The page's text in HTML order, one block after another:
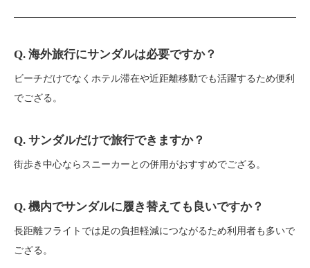
Q. 海外旅行にサンダルは必要ですか？
ビーチだけでなくホテル滞在や近距離移動でも活躍するため便利
でござる。
Q. サンダルだけで旅行できますか？
街歩き中心ならスニーカーとの併用がおすすめでござる。
Q. 機内でサンダルに履き替えても良いですか？
長距離フライトでは足の負担軽減につながるため利用者も多いで
ござる。